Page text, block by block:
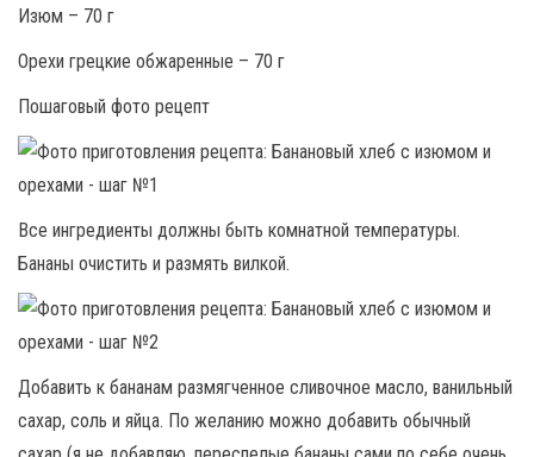
Изюм – 70 г
Орехи грецкие обжаренные – 70 г
Пошаговый фото рецепт
Все ингредиенты должны быть комнатной температуры.
Бананы очистить и размять вилкой.
Добавить к бананам размягченное сливочное масло, ванильный
сахар, соль и яйца. По желанию можно добавить обычный